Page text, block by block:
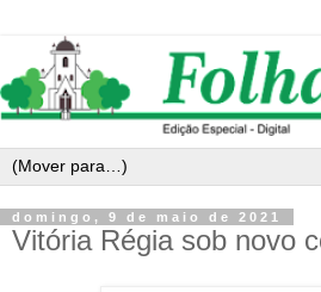
domingo, 9 de maio de 2021
Vitória Régia sob novo